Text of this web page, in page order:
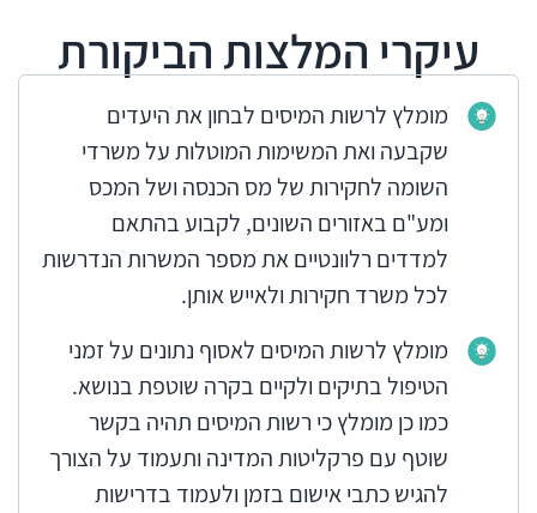
עיקרי המלצות הביקורת
מומלץ לרשות המיסים לבחון את היעדים
שקבעה ואת המשימות המוטלות על משרדי
השומה לחקירות של מס הכנסה ושל המכס
ומע"ם באזורים השונים, לקבוע בהתאם
למדדים רלוונטיים את מספר המשרות הנדרשות
לכל משרד חקירות ולאייש אותן.
מומלץ לרשות המיסים לאסוף נתונים על זמני
הטיפול בתיקים ולקיים בקרה שוטפת בנושא.
כמו כן מומלץ כי רשות המיסים תהיה בקשר
שוטף עם פרקליטות המדינה ותעמוד על הצורך
להגיש כתבי אישום בזמן ולעמוד בדרישות